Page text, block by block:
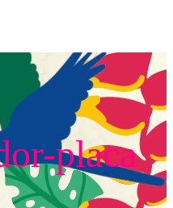
placa